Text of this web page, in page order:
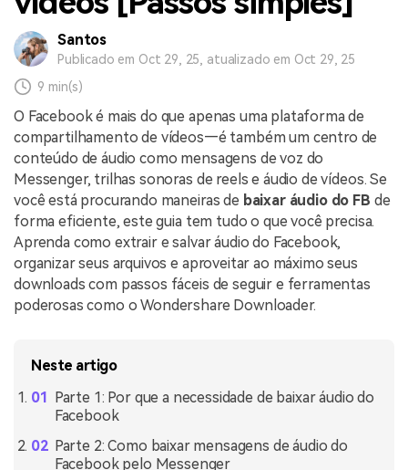
Santos
Publicado em Oct 29, 25, atualizado em Oct 29, 25
9 min(s)
O Facebook é mais do que apenas uma plataforma de
compartilhamento de vídeos—é também um centro de
conteúdo de áudio como mensagens de voz do
Messenger, trilhas sonoras de reels e áudio de vídeos. Se
você está procurando maneiras de baixar áudio do FB de
forma eficiente, este guia tem tudo o que você precisa.
Aprenda como extrair e salvar áudio do Facebook,
organizar seus arquivos e aproveitar ao máximo seus
downloads com passos fáceis de seguir e ferramentas
poderosas como o Wondershare Downloader.
Neste artigo
Parte 1: Por que a necessidade de baixar áudio do
Facebook
Parte 2: Como baixar mensagens de áudio do
Facebook pelo Messenger